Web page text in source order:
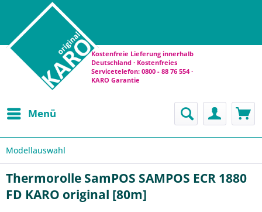
Kostenfreie Lieferung innerhalb
Deutschland · Kostenfreies
Servicetelefon: 0800 - 88 76 554 ·
KARO Garantie
Menü
Modellauswahl
Thermorolle SamPOS SAMPOS ECR 1880
FD KARO original [80m]